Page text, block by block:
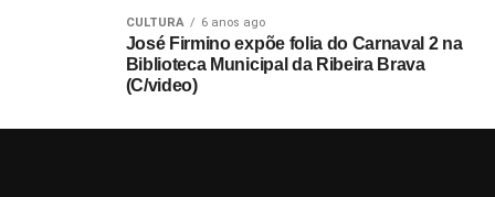
CULTURA 6 anos ago
José Firmino expõe folia do Carnaval 2 na
Biblioteca Municipal da Ribeira Brava
(C/video)